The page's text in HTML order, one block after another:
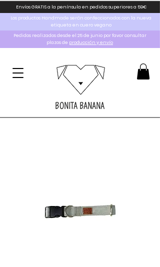
Envíos GRATIS a la península en pedidos superiores a 59€
Los productos Handmade serán confeccionados con la nueva
etiqueta en cuero vegano
BONITA BANANA
Pedidos realizados desde el 25 de junio por favor consultar
plazos de producción y envío